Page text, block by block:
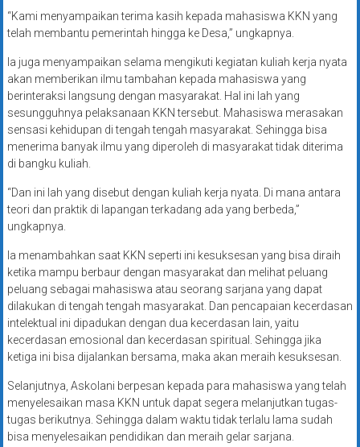
“Kami menyampaikan terima kasih kepada mahasiswa KKN yang
telah membantu pemerintah hingga ke Desa,” ungkapnya.
Ia juga menyampaikan selama mengikuti kegiatan kuliah kerja nyata
akan memberikan ilmu tambahan kepada mahasiswa yang
berinteraksi langsung dengan masyarakat. Hal ini lah yang
sesungguhnya pelaksanaan KKN tersebut. Mahasiswa merasakan
sensasi kehidupan di tengah tengah masyarakat. Sehingga bisa
menerima banyak ilmu yang diperoleh di masyarakat tidak diterima
di bangku kuliah.
“Dan ini lah yang disebut dengan kuliah kerja nyata. Di mana antara
teori dan praktik di lapangan terkadang ada yang berbeda,”
ungkapnya.
Ia menambahkan saat KKN seperti ini kesuksesan yang bisa diraih
ketika mampu berbaur dengan masyarakat dan melihat peluang
peluang sebagai mahasiswa atau seorang sarjana yang dapat
dilakukan di tengah tengah masyarakat. Dan pencapaian kecerdasan
intelektual ini dipadukan dengan dua kecerdasan lain, yaitu
kecerdasan emosional dan kecerdasan spiritual. Sehingga jika
ketiga ini bisa dijalankan bersama, maka akan meraih kesuksesan.
Selanjutnya, Askolani berpesan kepada para mahasiswa yang telah
menyelesaikan masa KKN untuk dapat segera melanjutkan tugas-
tugas berikutnya. Sehingga dalam waktu tidak terlalu lama sudah
bisa menyelesaikan pendidikan dan meraih gelar sarjana.